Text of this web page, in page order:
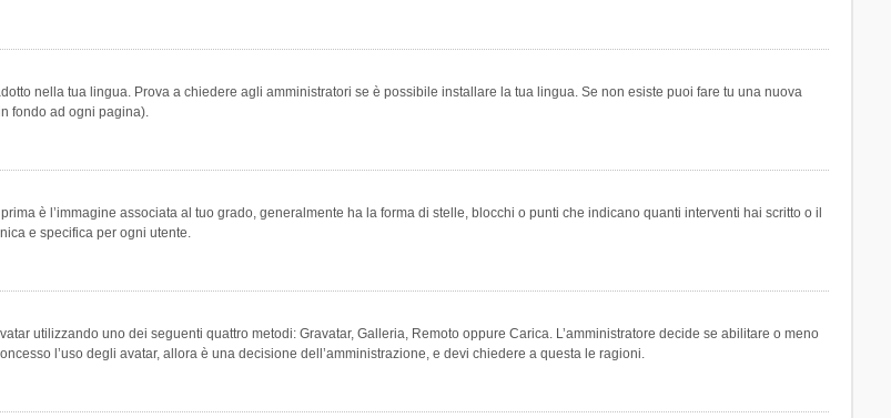
nella tua lingua. Prova a chiedere agli amministratori se è possibile installare la tua lingua. Se non esiste puoi fare tu una nuova
fondo ad ogni pagina).
è l’immagine associata al tuo grado, generalmente ha la forma di stelle, blocchi o punti che indicano quanti interventi hai scritto o il
e specifica per ogni utente.
utilizzando uno dei seguenti quattro metodi: Gravatar, Galleria, Remoto oppure Carica. L’amministratore decide se abilitare o meno
l’uso degli avatar, allora è una decisione dell’amministrazione, e devi chiedere a questa le ragioni.